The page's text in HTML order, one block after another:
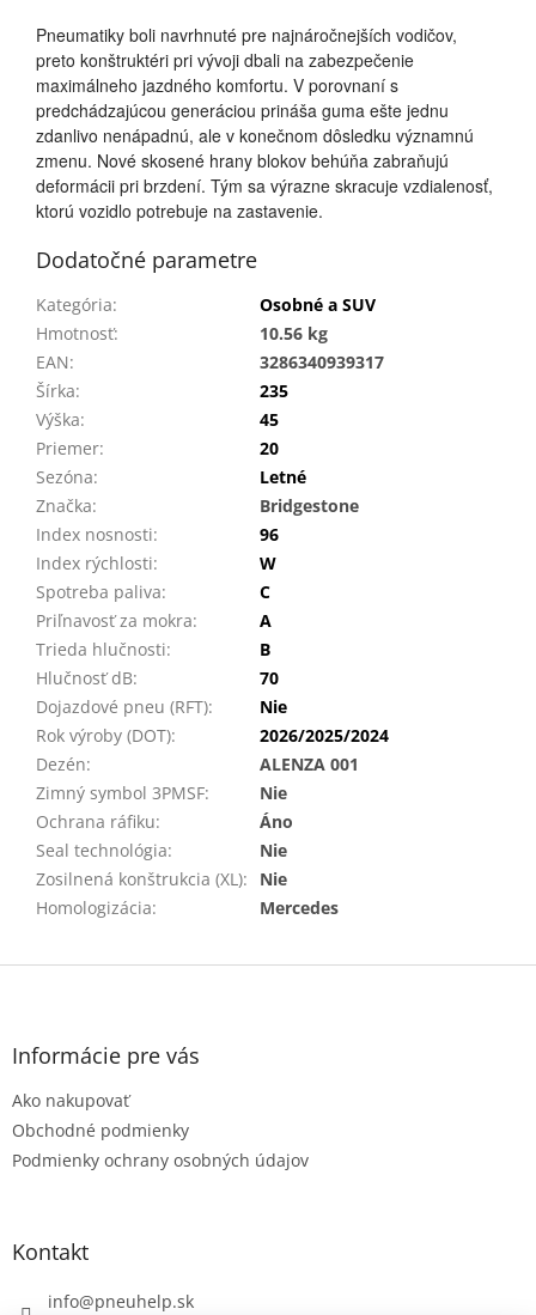
Pneumatiky boli navrhnuté pre najnáročnejších vodičov,
preto konštruktéri pri vývoji dbali na zabezpečenie
maximálneho jazdného komfortu. V porovnaní s
predchádzajúcou generáciou prináša guma ešte jednu
zdanlivo nenápadnú, ale v konečnom dôsledku významnú
zmenu. Nové skosené hrany blokov behúňa zabraňujú
deformácii pri brzdení. Tým sa výrazne skracuje vzdialenosť,
ktorú vozidlo potrebuje na zastavenie.
Dodatočné parametre
Kategória:
Osobné a SUV
Hmotnosť:
10.56 kg
EAN:
3286340939317
Šírka:
235
Výška:
45
Priemer:
20
Sezóna:
Letné
Značka:
Bridgestone
Index nosnosti:
96
Index rýchlosti:
W
Spotreba paliva:
C
Priľnavosť za mokra:
A
Trieda hlučnosti:
B
Hlučnosť dB:
70
Dojazdové pneu (RFT):
Nie
Rok výroby (DOT):
2026/2025/2024
Dezén:
ALENZA 001
Zimný symbol 3PMSF:
Nie
Ochrana ráfiku:
Áno
Seal technológia:
Nie
Zosilnená konštrukcia (XL):
Nie
Homologizácia: Mercedes
Z
Informácie pre vás
Ako nakupovať
Obchodné podmienky
Podmienky ochrany osobných údajov
Kontakt
info@pneuhelp.sk